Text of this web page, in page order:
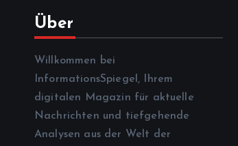
Über
Willkommen bei
InformationsSpiegel, Ihrem
digitalen Magazin für aktuelle
Nachrichten und tiefgehende
Analysen aus der Welt der